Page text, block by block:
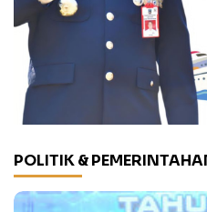
POLITIK &